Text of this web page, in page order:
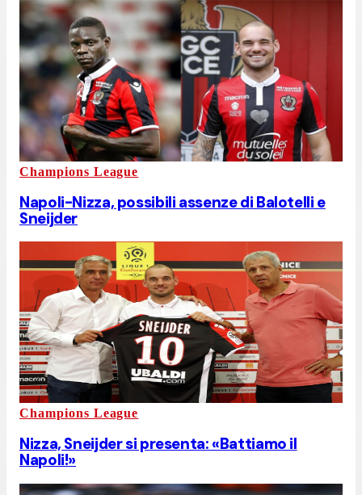
Champions League
Napoli-Nizza, possibili assenze di Balotelli e
Sneijder
Champions League
Nizza, Sneijder si presenta: «Battiamo il
Napoli!»